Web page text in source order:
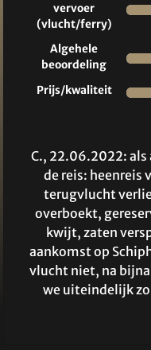
vervoer
(vlucht/ferry)
Algehele
beoordeling
Prijs/kwaliteit
C., 22.06.2022:
de reis: heenreis
terugvlucht
overboekt,
kwijt, zaten
aankomst op
vlucht niet, na
we uiteindelijk